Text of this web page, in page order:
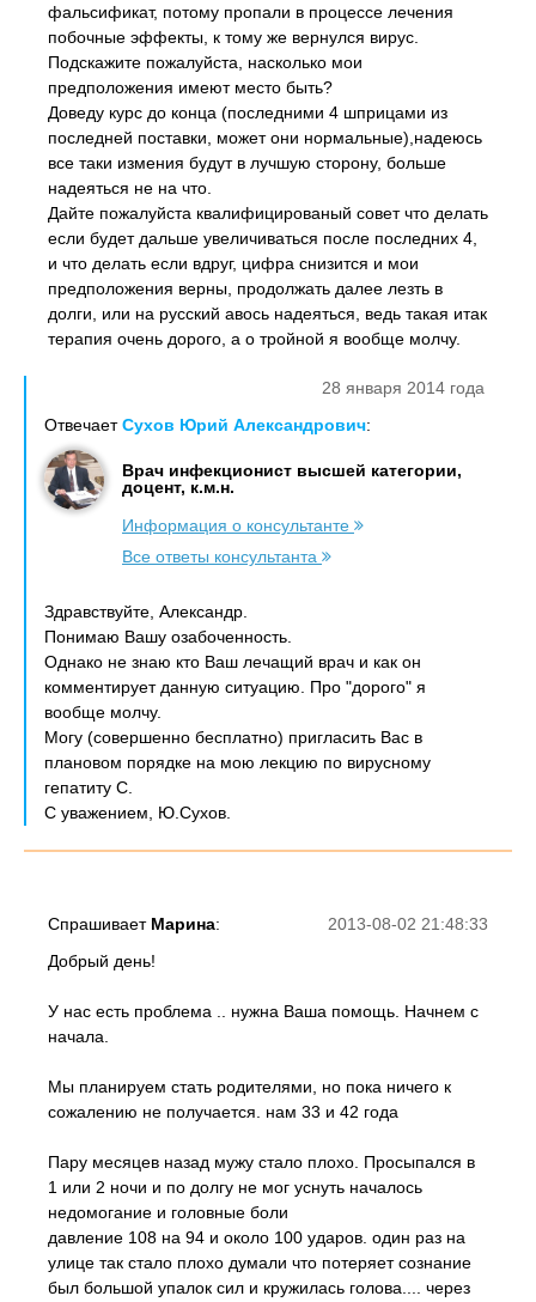
фальсификат, потому пропали в процессе лечения
побочные эффекты, к тому же вернулся вирус.
Подскажите пожалуйста, насколько мои
предположения имеют место быть?
Доведу курс до конца (последними 4 шприцами из
последней поставки, может они нормальные),надеюсь
все таки измения будут в лучшую сторону, больше
надеяться не на что.
Дайте пожалуйста квалифицированый совет что делать
если будет дальше увеличиваться после последних 4,
и что делать если вдруг, цифра снизится и мои
предположения верны, продолжать далее лезть в
долги, или на русский авось надеяться, ведь такая итак
терапия очень дорого, а о тройной я вообще молчу.
28 января 2014 года
ОтвечаетСухов Юрий Александрович:
Врач инфекционист высшей категории,
доцент, к.м.н.
Информация о консультанте
Все ответы консультанта
Здравствуйте, Александр.
Понимаю Вашу озабоченность.
Однако не знаю кто Ваш лечащий врач и как он
комментирует данную ситуацию. Про "дорого" я
вообще молчу.
Могу (совершенно бесплатно) пригласить Вас в
плановом порядке на мою лекцию по вирусному
гепатиту С.
С уважением, Ю.Сухов.
2013-08-02 21:48:33
Спрашивает Марина:
Добрый день!
У нас есть проблема .. нужна Ваша помощь. Начнем с
начала.
Мы планируем стать родителями, но пока ничего к
сожалению не получается. нам 33 и 42 года
Пару месяцев назад мужу стало плохо. Просыпался в
1 или 2 ночи и по долгу не мог уснуть началось
недомогание и головные боли
давление 108 на 94 и около 100 ударов. один раз на
улице так стало плохо думали что потеряет сознание
был большой упалок сил и кружилась голова.... через